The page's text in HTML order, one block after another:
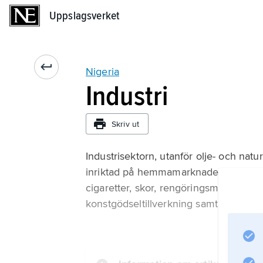
Uppslagsverket
Nigeria
Industri
Skriv ut
Industrisektorn, utanför olje- och
inriktad på hemmamarknaden.
cigaretter, skor, rengöringsmedel
konstgödseltillverkning samt